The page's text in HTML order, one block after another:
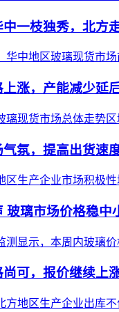
一枝独秀，北方
华中地区玻璃现货市
涨，产能减少延后
璃现货市场总体走势
气氛，提高出货速
区生产企业市场积极
玻璃市场价格稳中
测显示，本周内玻璃
可，报价继续上涨
方地区生产企业出库